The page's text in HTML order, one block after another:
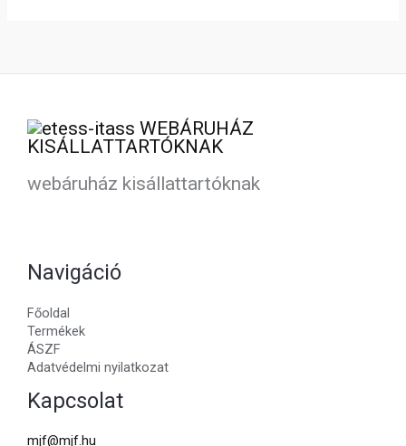
webáruház kisállattartóknak
Navigáció
Főoldal
Termékek
ÁSZF
Adatvédelmi nyilatkozat
Kapcsolat
mjf@mjf.hu